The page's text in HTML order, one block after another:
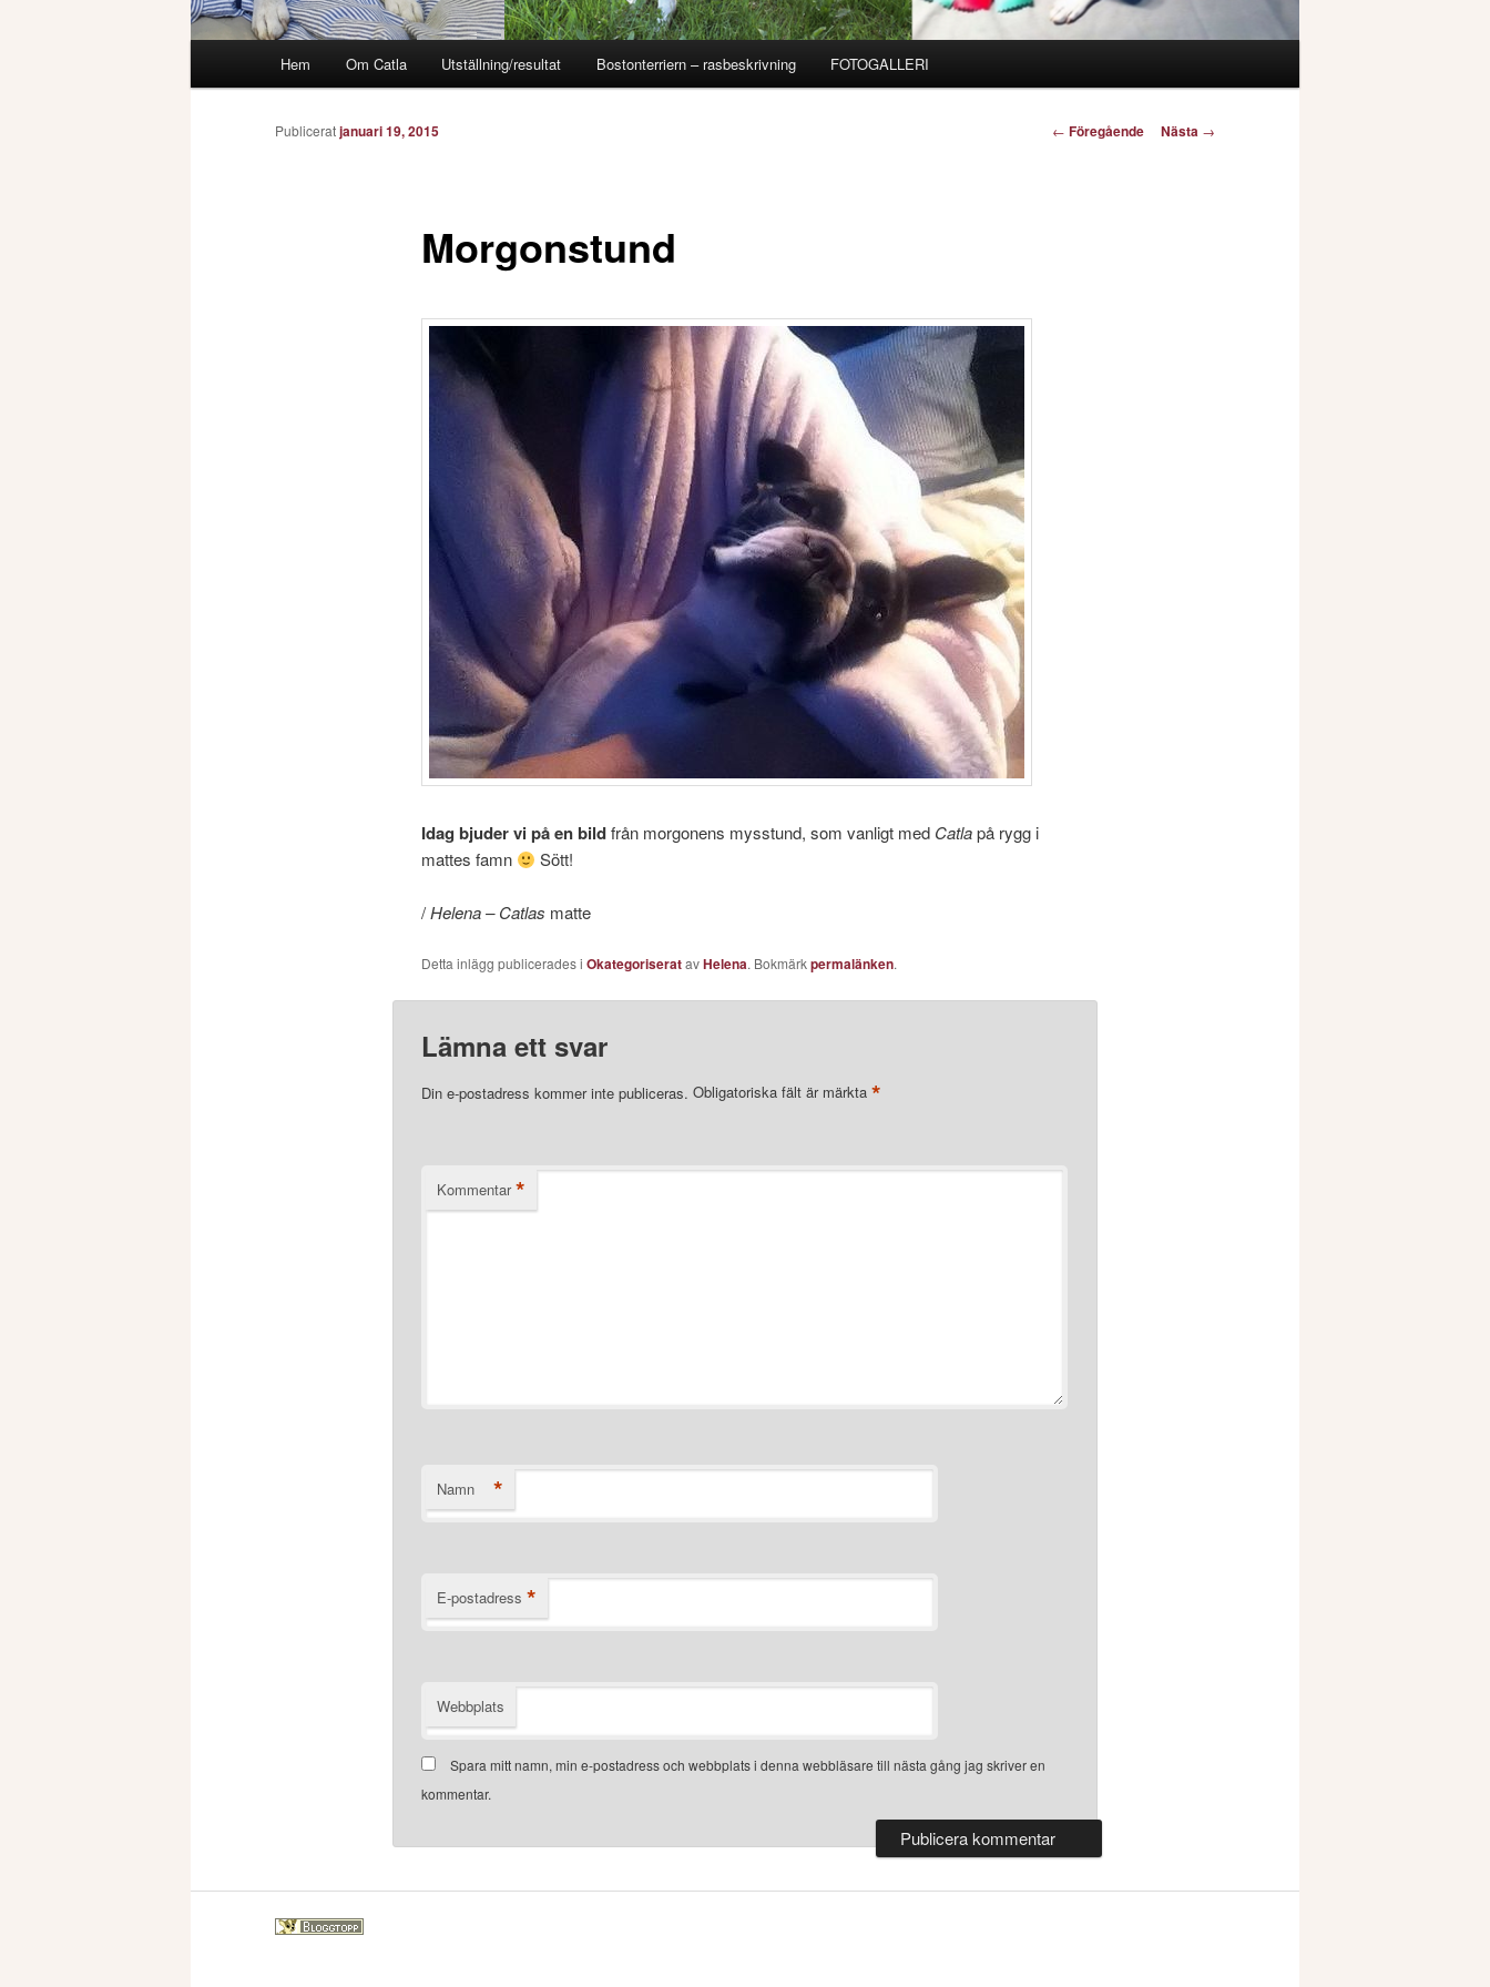
Hem Om Catla Utställning/resultat Bostonterriern – rasbeskrivning FOTOGALLERI
Inläggsnavigering
← Föregående Nästa →
Morgonstund
Publiceratjanuari 19, 2015
Idag bjuder vi på en bildfrån morgonens mysstund, som vanligt med Catlapå rygg i
mattes famn
Sött!
/Helena – Catlas matte
Detta inlägg publicerades i OkategoriseratavHelena. Bokmärkpermalänken.
Lämna ett svar
Din e-postadress kommer inte publiceras. Obligatoriska fält är märkta *
Kommentar *
Namn *
E-postadress *
Webbplats
Spara mitt namn, min e-postadress och webbplats i denna webbläsare till nästa gång jag skriver en
kommentar.